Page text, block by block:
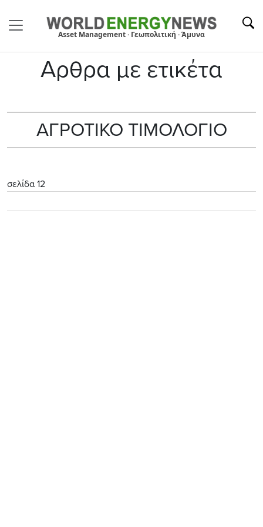
Asset Management · Γεωπολιτική · Άμυνα
Αρθρα με ετικέτα
ΑΓΡΟΤΙΚΟ ΤΙΜΟΛΟΓΙΟ
σελίδα 12